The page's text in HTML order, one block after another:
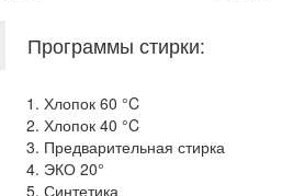
Программы стирки:
Хлопок 60 °C
Хлопок 40 °C
Предварительная стирка
ЭКО 20°
Синтетика